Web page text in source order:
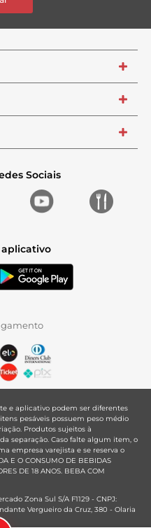
+
+
+
Sociais
aplicativo
e aplicativo podem ser diferentes
pesáveis possuem peso médio
Produtos sujeitos à
separação. Caso falte algum item, o
empresa varejista e se reserva o
E O CONSUMO DE BEBIDAS
DE 18 ANOS. BEBA COM
Zona Sul S/A F1129 - CNPJ:
Vergueiro da Cruz, 380 - Olaria